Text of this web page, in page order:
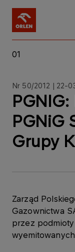
01
Nr 50/2012 | 22-
PGNiG
Grupy
Zarząd
Gazownictwa
przez